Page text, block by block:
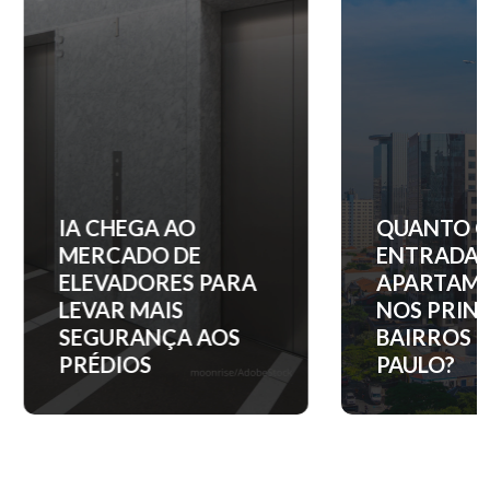
IA CHEGA AO
MERCADO DE
ELEVADORES PARA
LEVAR MAIS
SEGURANÇA AOS
PRÉDIOS
QUANTO
ENTRADA
NOS
BAIRROS
PAULO?